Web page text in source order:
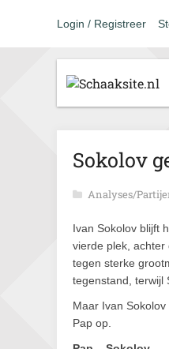
Login / Registreer
Sokolov
Analyses/
Ivan Sokolov blijft
vierde plek, achter
tegen sterke
tegenstand, terwijl
Maar Ivan
Pap op.